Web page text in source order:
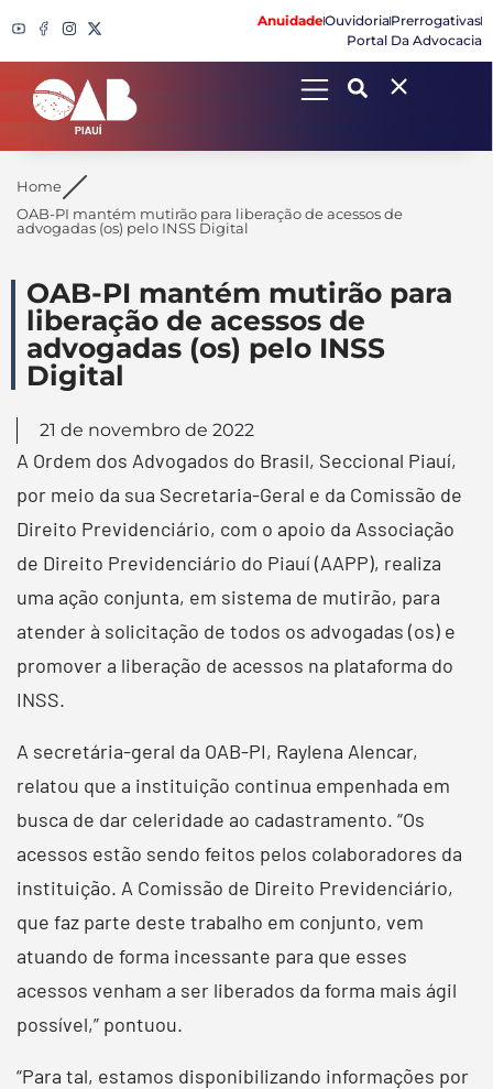
AnuidadeOuvidoriaPrerrogativas
Portal Da Advocacia
Search
Home
OAB-PI mantém mutirão para liberação de acessos de
advogadas (os) pelo INSS Digital
OAB-PI mantém mutirão para
liberação de acessos de
advogadas (os) pelo INSS
Digital
21 de novembro de 2022
A Ordem dos Advogados do Brasil, Seccional Piauí,
por meio da sua Secretaria-Geral e da Comissão de
Direito Previdenciário, com o apoio da Associação
de Direito Previdenciário do Piauí (AAPP), realiza
uma ação conjunta, em sistema de mutirão, para
atender à solicitação de todos os advogadas (os) e
promover a liberação de acessos na plataforma do
INSS.
A secretária-geral da OAB-PI, Raylena Alencar,
relatou que a instituição continua empenhada em
busca de dar celeridade ao cadastramento. “Os
acessos estão sendo feitos pelos colaboradores da
instituição. A Comissão de Direito Previdenciário,
que faz parte deste trabalho em conjunto, vem
atuando de forma incessante para que esses
acessos venham a ser liberados da forma mais ágil
possível,” pontuou.
“Para tal, estamos disponibilizando informações por